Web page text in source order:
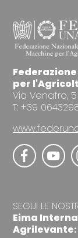
per
Via Venafro,
T: +39
SEGUI LE
Eima
Agrilevante: